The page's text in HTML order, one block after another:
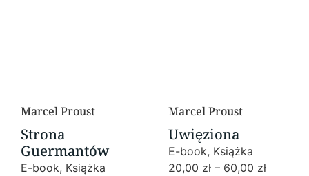
Marcel Proust
Strona
Guermantów
E-book, Książka
Marcel Proust
Uwięziona
E-book, Książka
20,00 zł – 60,00 zł